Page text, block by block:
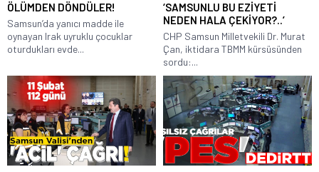
ÖLÜMDEN DÖNDÜLER!
Samsun’da yanıcı madde ile
oynayan Irak uyruklu çocuklar
oturdukları evde...
‘SAMSUNLU BU EZİYETİ
NEDEN HALA ÇEKİYOR?..’
CHP Samsun Milletvekili Dr. Murat
Çan, iktidara TBMM kürsüsünden
sordu:...